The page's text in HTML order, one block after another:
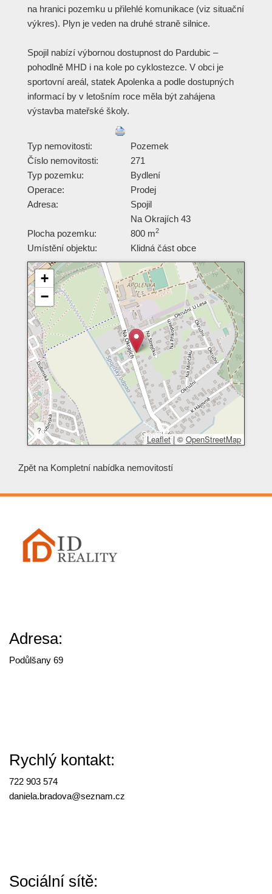
na hranici pozemku u přilehlé komunikace (viz situační
výkres). Plyn je veden na druhé straně silnice.
Spojil nabízí výbornou dostupnost do Pardubic –
pohodlně MHD i na kole po cyklostezce. V obci je
sportovní areál, statek Apolenka a podle dostupných
informací by v letošním roce měla být zahájena
výstavba mateřské školy.
Typ nemovitosti:
Pozemek
Číslo nemovitosti:
271
Typ pozemku:
Bydlení
Operace:
Prodej
Adresa:
Spojil
Na Okrajích 43
Plocha pozemku:
800 m2
Umístění objektu: Klidná část obce
+
−
?
Leaflet | © OpenStreetMap
Zpět na Kompletní nabídka nemovitostí
Adresa:
Podůlšany 69
Rychlý kontakt:
722 903 574
daniela.bradova@seznam.cz
Sociální sítě: